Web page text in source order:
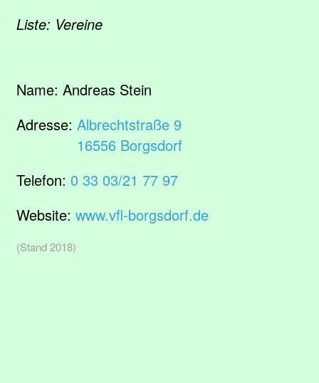
Liste: Vereine
Name: Andreas Stein
Adresse: Albrechtstraße 9
16556 Borgsdorf
Telefon: 0 33 03/21 77 97
Website: www.vfl-borgsdorf.de
(Stand 2018)